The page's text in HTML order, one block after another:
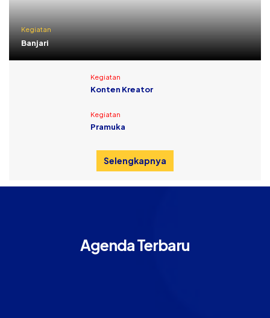
Kegiatan
Banjari
Kegiatan
Konten Kreator
Kegiatan
Pramuka
Selengkapnya
Agenda Terbaru